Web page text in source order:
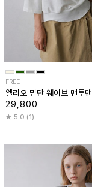
FREE
엘리오 밑단 웨이브 맨투맨
29,800
5.0 (1)